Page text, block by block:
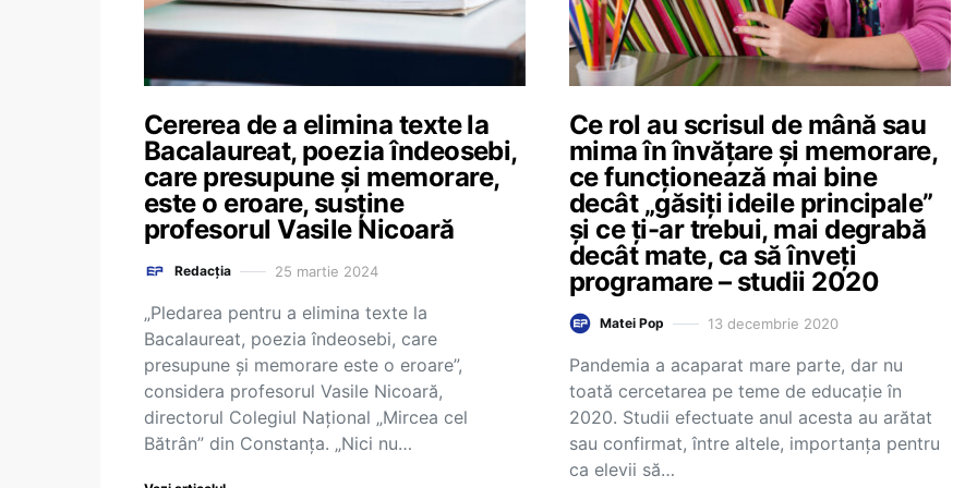
Cererea de a elimina texte la
Bacalaureat, poezia îndeosebi,
care presupune și memorare,
este o eroare, susține
profesorul Vasile Nicoară
Redacția 25 martie 2024
„Pledarea pentru a elimina texte la
Bacalaureat, poezia îndeosebi, care
presupune și memorare este o eroare”,
considera profesorul Vasile Nicoară,
directorul Colegiul Național „Mircea cel
Bătrân” din Constanța. „Nici nu…
Ce rol au scrisul de mână sau
mima în învățare și memorare,
ce funcționează mai bine
decât „găsiți ideile principale”
și ce ți-ar trebui, mai degrabă
decât mate, ca să înveți
programare – studii 2020
Matei Pop 13 decembrie 2020
Pandemia a acaparat mare parte, dar nu
toată cercetarea pe teme de educație în
2020. Studii efectuate anul acesta au arătat
sau confirmat, între altele, importanța pentru
ca elevii să…